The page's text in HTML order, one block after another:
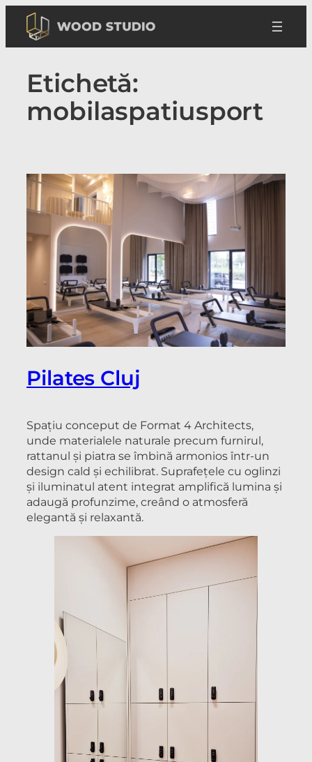
conținut
Etichetă:
mobilaspatiusport
Pilates Cluj
Spațiu conceput de Format 4 Architects,
unde materialele naturale precum furnirul,
rattanul și piatra se îmbină armonios într-un
design cald și echilibrat. Suprafețele cu oglinzi
și iluminatul atent integrat amplifică lumina și
adaugă profunzime, creând o atmosferă
elegantă și relaxantă.